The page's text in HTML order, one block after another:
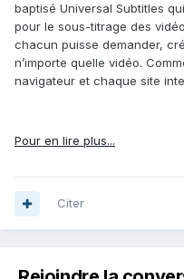
baptisé Universal Subtitles
pour le sous-titrage des
chacun puisse demander,
n’importe quelle vidéo.
navigateur et chaque site
Pour en lire plus...
Citer